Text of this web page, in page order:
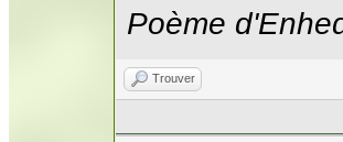
Poème
Trouver